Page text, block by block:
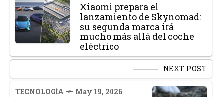
Xiaomi prepara el
lanzamiento de Skynomad:
su segunda marca irá
mucho más allá del coche
eléctrico
NEXT POST
TECNOLOGÍA May 19, 2026